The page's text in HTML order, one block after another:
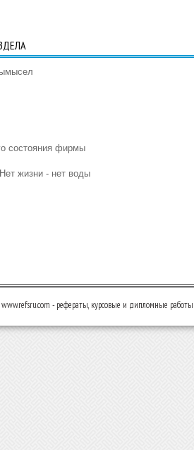
состояния фирмы
жизни - нет воды
- рефераты, курсовые и дипломные работы